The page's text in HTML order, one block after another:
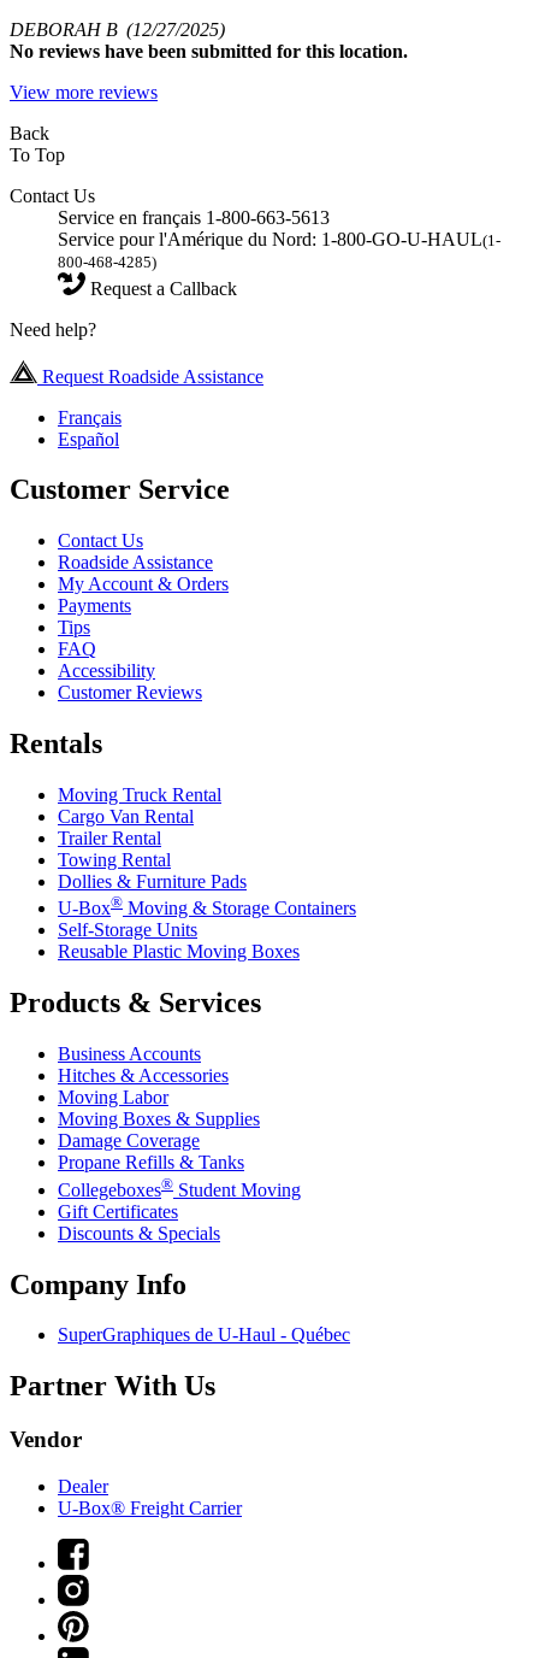
DEBORAH B (12/27/2025)
No reviews have been submitted for this location.
View more reviews
Back
To Top
Contact Us
Service en français 1-800-663-5613
Service pour l'Amérique du Nord: 1-800-GO-U-HAUL(1-
800-468-4285)
Request a Callback
Need help?
Request Roadside Assistance
Français
Español
Customer Service
Contact Us
Roadside Assistance
My Account & Orders
Payments
Tips
FAQ
Accessibility
Customer Reviews
Rentals
Moving Truck Rental
Cargo Van Rental
Trailer Rental
Towing Rental
Dollies & Furniture Pads
U-Box® Moving & Storage Containers
Self-Storage Units
Reusable Plastic Moving Boxes
Products & Services
Business Accounts
Hitches & Accessories
Moving Labor
Moving Boxes & Supplies
Damage Coverage
Propane Refills & Tanks
Collegeboxes® Student Moving
Gift Certificates
Discounts & Specials
Company Info
SuperGraphiques de U-Haul - Québec
Partner With Us
Vendor
Dealer
U-Box® Freight Carrier